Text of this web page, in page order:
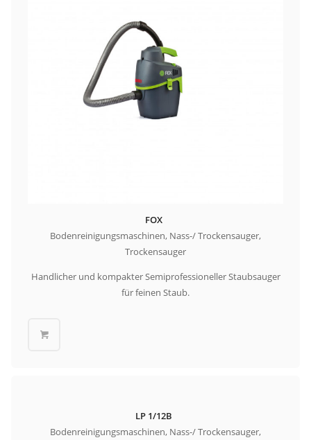
FOX
Bodenreinigungsmaschinen, Nass-/ Trockensauger,
Trockensauger
Handlicher und kompakter Semiprofessioneller Staubsauger
für feinen Staub.
LP 1/12B
Bodenreinigungsmaschinen, Nass-/ Trockensauger,